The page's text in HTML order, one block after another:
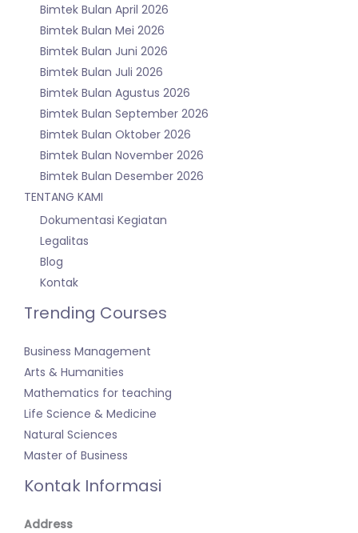
Bimtek Bulan April 2026
Bimtek Bulan Mei 2026
Bimtek Bulan Juni 2026
Bimtek Bulan Juli 2026
Bimtek Bulan Agustus 2026
Bimtek Bulan September 2026
Bimtek Bulan Oktober 2026
Bimtek Bulan November 2026
Bimtek Bulan Desember 2026
TENTANG KAMI
Dokumentasi Kegiatan
Legalitas
Blog
Kontak
Trending Courses
Business Management
Arts & Humanities
Mathematics for teaching
Life Science & Medicine
Natural Sciences
Master of Business
Kontak Informasi
Address